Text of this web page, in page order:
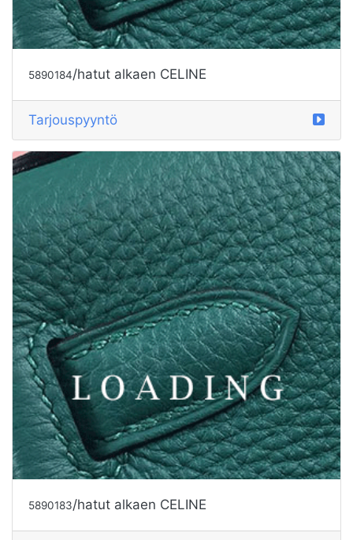
5890185/hatut alkaen CELINE
Tarjouspyyntö